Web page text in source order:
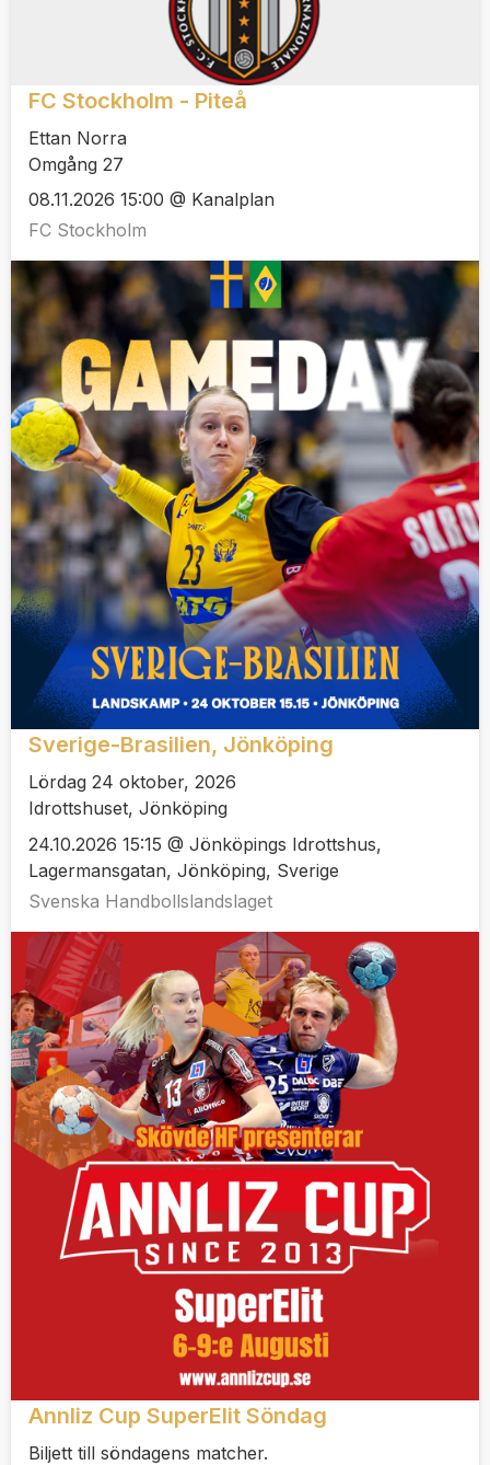
FC Stockholm - Piteå
Ettan Norra
Omgång 27
08.11.2026 15:00 @ Kanalplan
FC Stockholm
Sverige-Brasilien, Jönköping
Lördag 24 oktober, 2026
Idrottshuset, Jönköping
24.10.2026 15:15 @ Jönköpings Idrottshus,
Lagermansgatan, Jönköping, Sverige
Svenska Handbollslandslaget
Annliz Cup SuperElit Söndag
Biljett till söndagens matcher.